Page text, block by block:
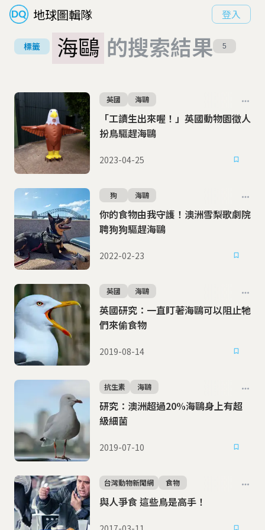
地球圖輯隊 登入
標籤 海鷗 的搜索結果 5
「工讀生出來喔！」英國動物園徵人
扮鳥驅趕海鷗
英國 海鷗
2023-04-25
你的食物由我守護！澳洲雪梨歌劇院
聘狗狗驅趕海鷗
狗 海鷗
2022-02-23
英國研究：一直盯著海鷗可以阻止牠
們來偷食物
英國 海鷗
2019-08-14
研究：澳洲超過20%海鷗身上有超
級細菌
抗生素 海鷗
2019-07-10
與人爭食 這些鳥是高手！
台灣動物新聞網 食物